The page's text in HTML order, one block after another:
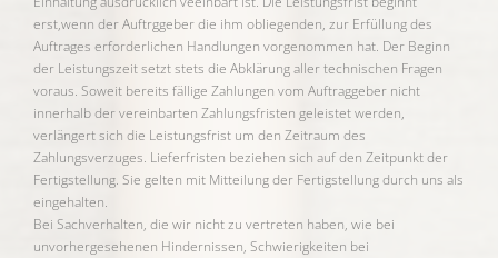
erst,wenn der Auftrggeber die ihm obliegenden, zur Erfüllung des
Auftrages erforderlichen Handlungen vorgenommen hat. Der Beginn
der Leistungszeit setzt stets die Abklärung aller technischen Fragen
voraus. Soweit bereits fällige Zahlungen vom Auftraggeber nicht
innerhalb der vereinbarten Zahlungsfristen geleistet werden,
verlängert sich die Leistungsfrist um den Zeitraum des
Zahlungsverzuges. Lieferfristen beziehen sich auf den Zeitpunkt der
Fertigstellung. Sie gelten mit Mitteilung der Fertigstellung durch uns als
eingehalten.
Bei Sachverhalten, die wir nicht zu vertreten haben, wie bei
unvorhergesehenen Hindernissen, Schwierigkeiten bei